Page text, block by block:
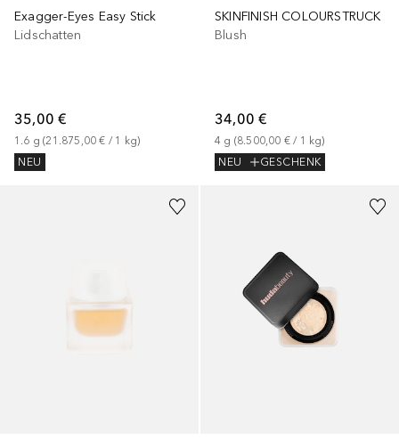
Exagger-Eyes Easy Stick
Lidschatten
35,00 €
1.6 g (21.875,00 € / 1 kg)
NEU
SKINFINISH COLOURSTRUCK
Blush
34,00 €
4 g (8.500,00 € / 1 kg)
NEU
GESCHENK
Größe 8